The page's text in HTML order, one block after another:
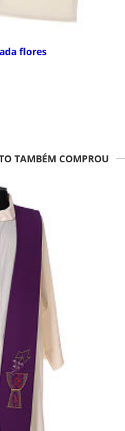
flores
TAMBÉM COMPROU